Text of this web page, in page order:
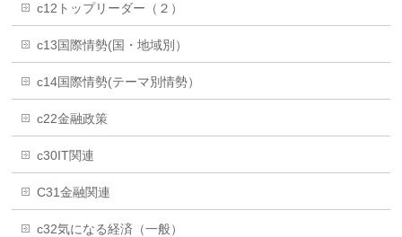
c12トップリーダー（２）
c13国際情勢(国・地域別）
c14国際情勢(テーマ別情勢）
c22金融政策
c30IT関連
C31金融関連
c32気になる経済（一般）